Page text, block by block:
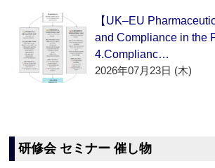
【UK–EU
and Compliance in the
4.Complianc…
2026年07月23日 (木)
研修会 セミナー 催し物